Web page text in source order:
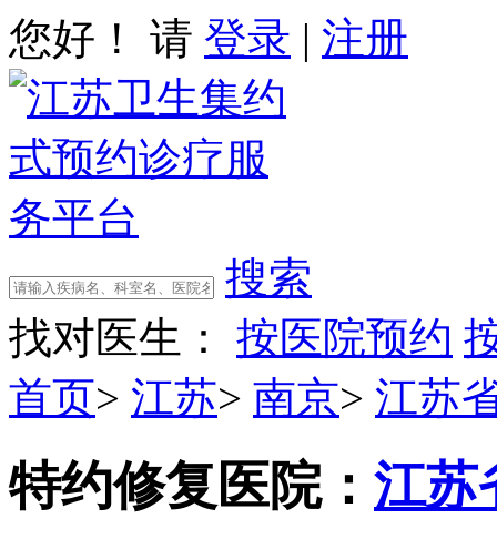
您好！ 请 登录 | 注册
搜索
找对医生：
按医院预约
首页> 江苏> 南京> 江苏
特约修复 医院： 江苏